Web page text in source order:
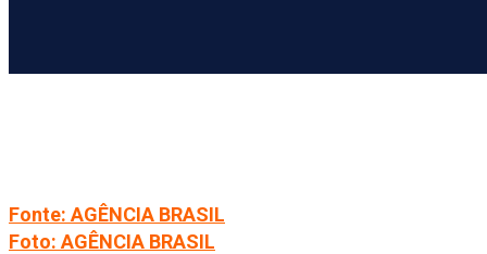
Fonte: AGÊNCIA BRASIL
Foto: AGÊNCIA BRASIL